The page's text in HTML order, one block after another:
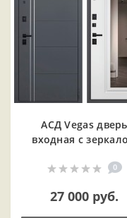
АСД Vegas дверь
входная с
0
27 000 руб.